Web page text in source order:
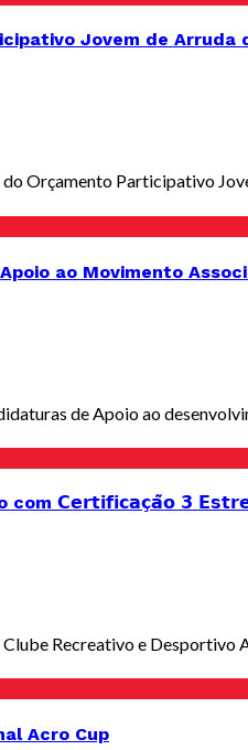
Jovem de Arruda
do Orçamento Participativo
ao Movimento
de Apoio ao
com 𝗖𝗲𝗿𝘁𝗶𝗳𝗶𝗰𝗮𝗰̧𝗮̃𝗼 𝟯
Recreativo e Desportivo
Acro Cup